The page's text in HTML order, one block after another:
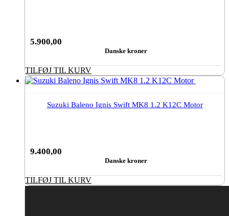
5.900,00
Danske kroner
TILFØJ TIL KURV
Suzuki Baleno Ignis Swift MK8 1.2 K12C Motor
9.400,00
Danske kroner
TILFØJ TIL KURV